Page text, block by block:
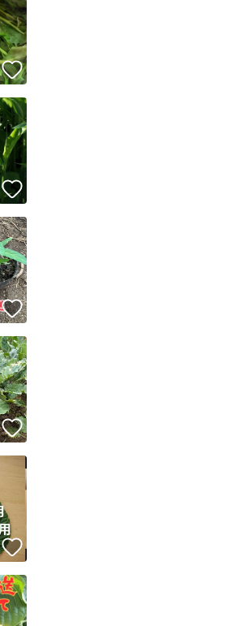
いいね！
いいね！
いいね！
いいね！